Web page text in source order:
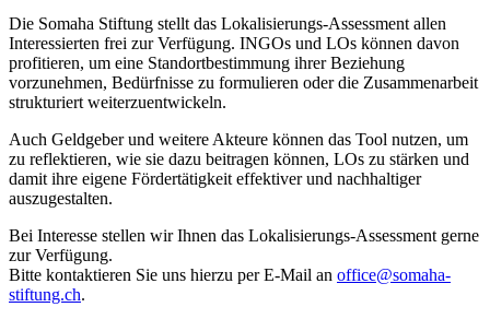
Die Somaha Stiftung stellt das Lokalisierungs-Assessment allen
Interessierten frei zur Verfügung. INGOs und LOs können davon
profitieren, um eine Standortbestimmung ihrer Beziehung
vorzunehmen, Bedürfnisse zu formulieren oder die Zusammenarbeit
strukturiert weiterzuentwickeln.
Auch Geldgeber und weitere Akteure können das Tool nutzen, um
zu reflektieren, wie sie dazu beitragen können, LOs zu stärken und
damit ihre eigene Fördertätigkeit effektiver und nachhaltiger
auszugestalten.
Bei Interesse stellen wir Ihnen das Lokalisierungs-Assessment gerne
zur Verfügung.
Bitte kontaktieren Sie uns hierzu per E-Mail an office@somaha-
stiftung.ch.